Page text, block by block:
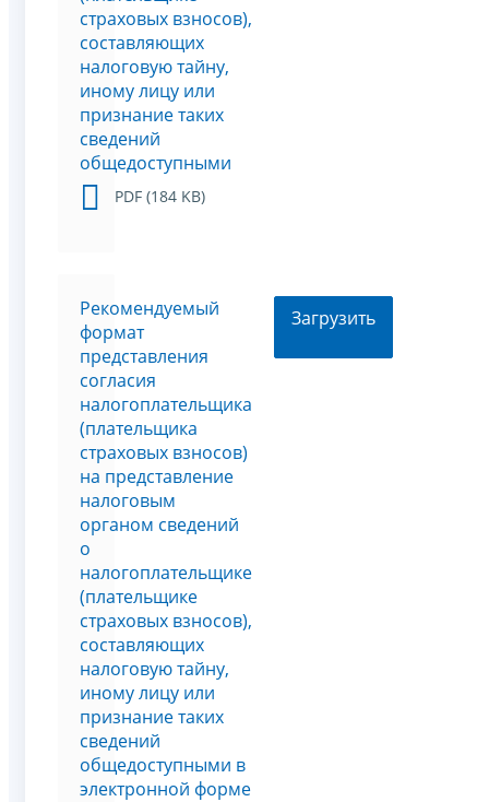
страховых взносов),
составляющих
налоговую тайну,
иному лицу или
признание таких
сведений
общедоступными
PDF (184 KB)
Рекомендуемый
формат
представления
согласия
налогоплательщика
(плательщика
страховых взносов)
на представление
налоговым
органом сведений
о
налогоплательщике
(плательщике
страховых взносов),
составляющих
налоговую тайну,
иному лицу или
признание таких
сведений
общедоступными в
электронной форме
Загрузить